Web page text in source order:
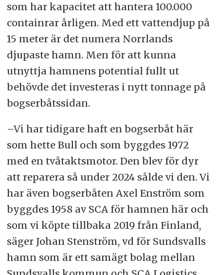
som har kapacitet att hantera 100.000
containrar årligen. Med ett vattendjup på
15 meter är det numera Norrlands
djupaste hamn. Men för att kunna
utnyttja hamnens potential fullt ut
behövde det investeras i nytt tonnage på
bogserbåtssidan.
–Vi har tidigare haft en bogserbåt här
som hette Bull och som byggdes 1972
med en tvåtaktsmotor. Den blev för dyr
att reparera så under 2024 sålde vi den. Vi
har även bogserbåten Axel Enström som
byggdes 1958 av SCA för hamnen här och
som vi köpte tillbaka 2019 från Finland,
säger Johan Stenström, vd för Sundsvalls
hamn som är ett samägt bolag mellan